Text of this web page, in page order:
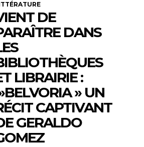
DE
DANS
LIBRAIRIE :
» UN
CAPTIVANT
GERALDO